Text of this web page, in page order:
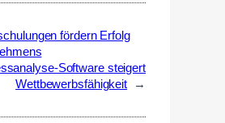
fördern Erfolg
Software steigert
Wettbewerbsfähigkeit
→